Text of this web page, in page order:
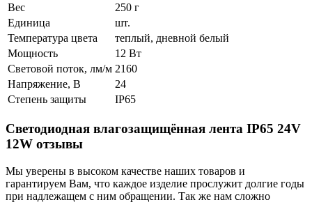
Вес
250 г
Единица
шт.
Температура цвета
теплый, дневной белый
Мощность
12 Вт
Световой поток, лм/м 2160
Напряжение, В
24
Степень защиты
IP65
Светодиодная влагозащищённая лента IP65 24V
12W отзывы
Мы уверены в высоком качестве наших товаров и
гарантируем Вам, что каждое изделие прослужит долгие годы
при надлежащем с ним обращении. Так же нам сложно